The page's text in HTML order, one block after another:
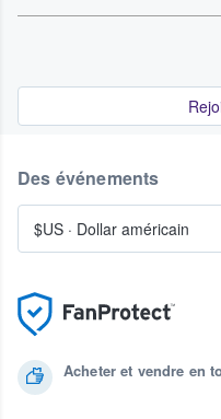
Acheter et vendre en
Des événements
$US · Dollar américain